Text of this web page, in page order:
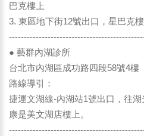
巴克樓上
3. 東區地下街12號出口，星巴克
● 藝群內湖診所
台北市內湖區成功路四段58號4樓
路線導引：
捷運文湖線-內湖站1號出口，往湖
康是美文湖店樓上。